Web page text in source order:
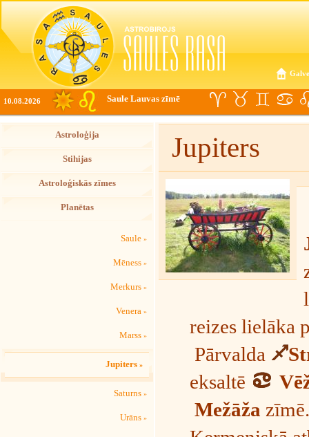
10.08.2026 Saule Lauvas zīmē
Astroloģija
Stihijas
Astroloģiskās zīmes
Planētas
Saule »
Mēness »
Merkurs »
Venera »
Marss »
Jupiters »
Saturns »
Urāns »
Jupiters
reizes lielāka
Pārvalda
eksaltē
Mežāža zīmē.